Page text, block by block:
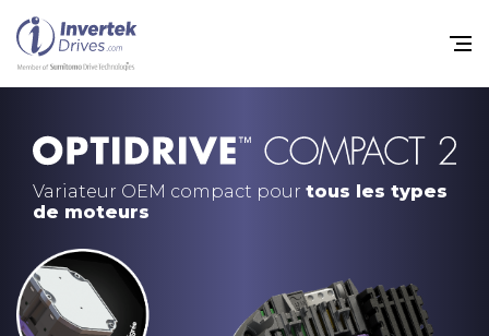
Variateur OEM compact pour tous les types
de moteurs
Home
Variateurs de fréquence
Durabilité
Actualité